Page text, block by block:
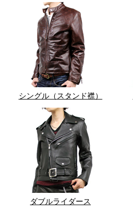
シングル（スタンド襟）
ダブルライダース